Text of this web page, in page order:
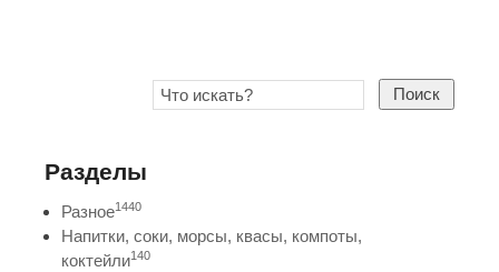
Поиск
Разделы
Разное1440
Напитки, соки, морсы, квасы, компоты,
коктейли140